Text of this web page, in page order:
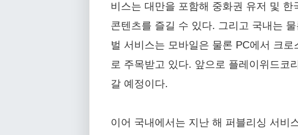
비스는 대만을 포함해 중화권 유저 및
콘텐츠를 즐길 수 있다. 그리고 국내는
벌 서비스는 모바일은 물론 PC에서 크
로 주목받고 있다. 앞으로 플레이위드코
갈 예정이다.
이어 국내에서는 지난 해 퍼블리싱 서비